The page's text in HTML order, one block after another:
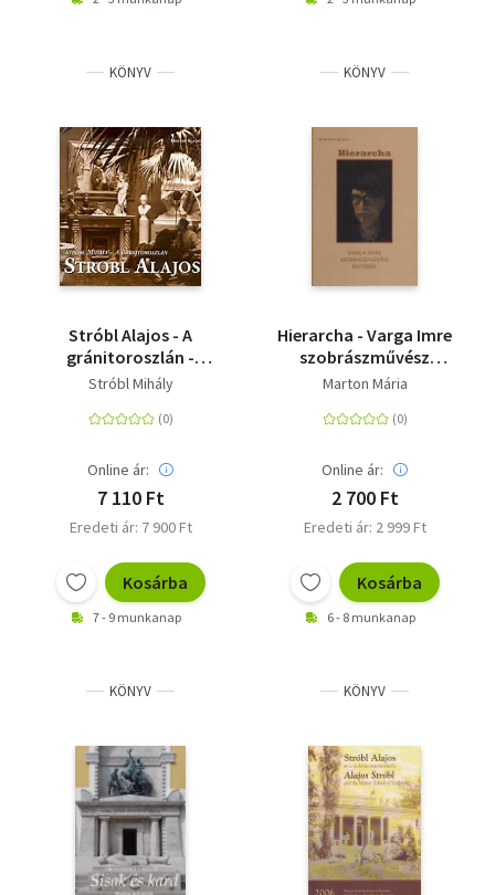
KÖNYV
Stróbl Alajos - A
gránitoroszlán -
STRÓBL ALAJOS
Stróbl Mihály
Online ár:
7 110 Ft
Eredeti ár: 7 900 Ft
Kosárba
7 - 9 munkanap
KÖNYV
Hierarcha - Varga Imre
szobrászművész
életéről
Marton Mária
Online ár:
2 700 Ft
Eredeti ár: 2 999 Ft
Kosárba
6 - 8 munkanap
KÖNYV KÖNYV